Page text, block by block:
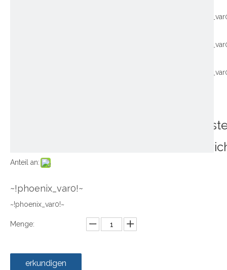
Anteil an:
~!phoenix_var0!~
~!phoenix_var0!~
Menge:
erkundigen